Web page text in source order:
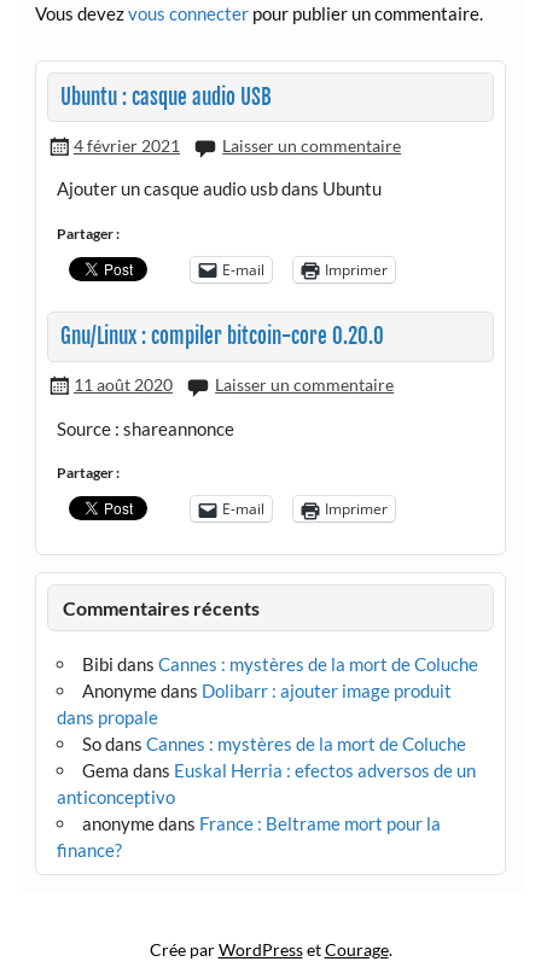
Vous devezvous connecterpour publier un commentaire.
Ubuntu : casque audio USB
4 février 2021 Laisser un commentaire
Ajouter un casque audio usb dans Ubuntu
Partager :
E-mail Imprimer
Gnu/Linux : compiler bitcoin-core 0.20.0
11 août 2020 Laisser un commentaire
Source : shareannonce
Partager :
E-mail Imprimer
Commentaires récents
Bibi dans Cannes : mystères de la mort de Coluche
Anonymedans Dolibarr : ajouter image produit
dans propale
Sodans Cannes : mystères de la mort de Coluche
Gema dans Euskal Herria : efectos adversos de un
anticonceptivo
anonymedans France : Beltrame mort pour la
finance?
Crée parWordPressetCourage.